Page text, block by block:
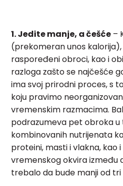
1. Jedite manje, a češće –
(prekomeran unos
raspoređeni obroci, kao i
razloga zašto se najčešće
ima svoj prirodni proces, s
koju pravimo
vremenskim razmacima.
podrazumeva pet obroka u
kombinovanih nutrijenata
proteini, masti i vlakna, kao
vremenskog okvira između
trebalo da bude manji od tri